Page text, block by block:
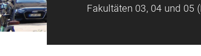
Fakultäten 03, 04 und 05